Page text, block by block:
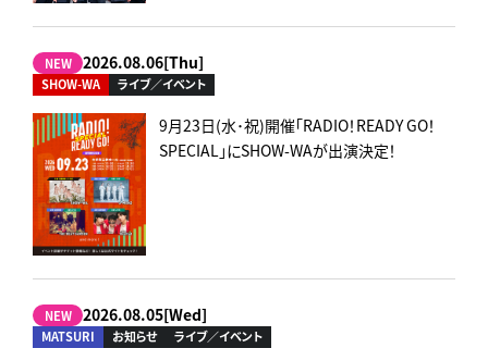
NEW 2026.08.06[Thu]
SHOW-WA ライブ／イベント
9月23日(水･祝)開催「RADIO！READY GO！
SPECIAL」にSHOW-WAが出演決定！
NEW 2026.08.05[Wed]
MATSURI お知らせ ライブ／イベント